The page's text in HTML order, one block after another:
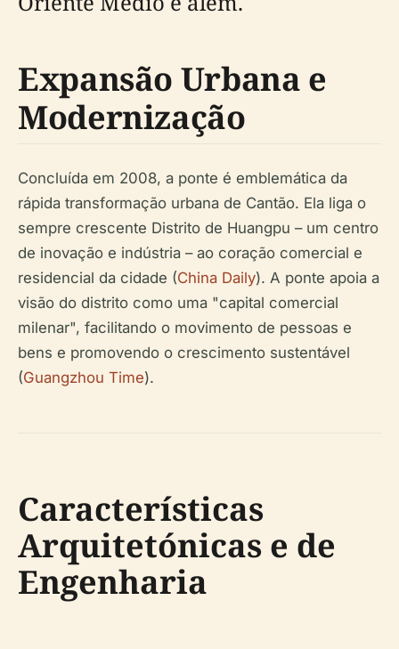
Expansão Urbana e
Modernização
Concluída em 2008, a ponte é emblemática da
rápida transformação urbana de Cantão. Ela liga o
sempre crescente Distrito de Huangpu – um centro
de inovação e indústria – ao coração comercial e
residencial da cidade (China Daily). A ponte apoia a
visão do distrito como uma "capital comercial
milenar", facilitando o movimento de pessoas e
bens e promovendo o crescimento sustentável
(Guangzhou Time).
Características
Arquitetónicas e de
Engenharia